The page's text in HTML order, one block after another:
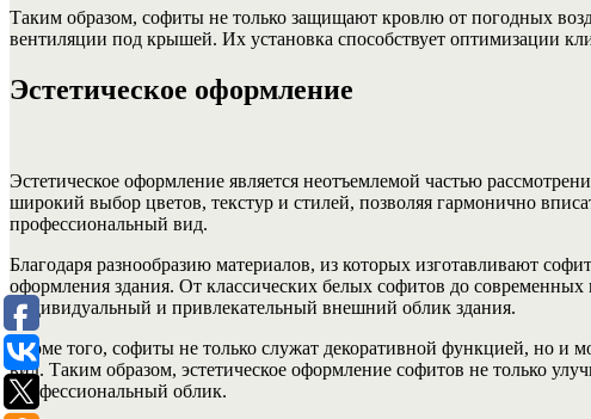
Таким образом, софиты не только защищают кровлю от погодных
вентиляции под крышей. Их установка способствует оптимизации
Эстетическое оформление
Эстетическое оформление является неотъемлемой частью
широкий выбор цветов, текстур и стилей, позволяя гармонично
профессиональный вид.
Благодаря разнообразию материалов, из которых изготавливают
оформления здания. От классических белых софитов до
индивидуальный и привлекательный внешний облик здания.
Кроме того, софиты не только служат декоративной функцией, но и
вид. Таким образом, эстетическое оформление софитов не только
профессиональный облик.